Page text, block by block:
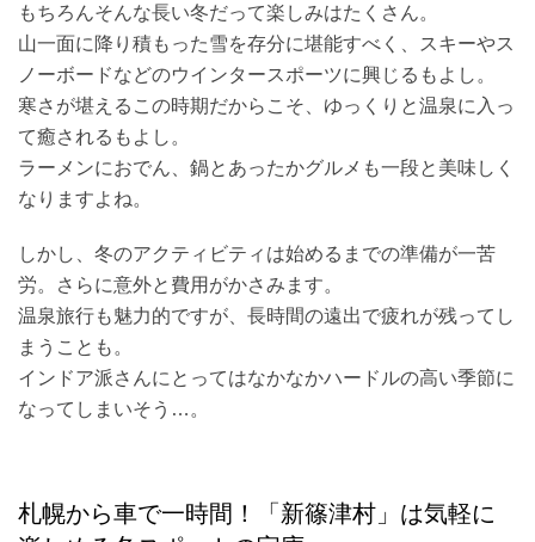
もちろんそんな長い冬だって楽しみはたくさん。
山一面に降り積もった雪を存分に堪能すべく、スキーやス
ノーボードなどのウインタースポーツに興じるもよし。
寒さが堪えるこの時期だからこそ、ゆっくりと温泉に入っ
て癒されるもよし。
ラーメンにおでん、鍋とあったかグルメも一段と美味しく
なりますよね。
しかし、冬のアクティビティは始めるまでの準備が一苦
労。さらに意外と費用がかさみます。
温泉旅行も魅力的ですが、長時間の遠出で疲れが残ってし
まうことも。
インドア派さんにとってはなかなかハードルの高い季節に
なってしまいそう…。
札幌から車で一時間！「新篠津村」は気軽に